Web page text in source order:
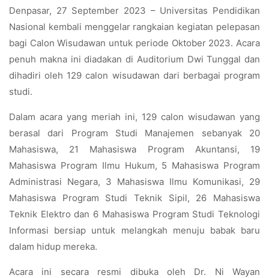
Denpasar, 27 September 2023 – Universitas Pendidikan
Nasional kembali menggelar rangkaian kegiatan pelepasan
bagi Calon Wisudawan untuk periode Oktober 2023. Acara
penuh makna ini diadakan di Auditorium Dwi Tunggal dan
dihadiri oleh 129 calon wisudawan dari berbagai program
studi.
Dalam acara yang meriah ini, 129 calon wisudawan yang
berasal dari Program Studi Manajemen sebanyak 20
Mahasiswa, 21 Mahasiswa Program Akuntansi, 19
Mahasiswa Program Ilmu Hukum, 5 Mahasiswa Program
Administrasi Negara, 3 Mahasiswa Ilmu Komunikasi, 29
Mahasiswa Program Studi Teknik Sipil, 26 Mahasiswa
Teknik Elektro dan 6 Mahasiswa Program Studi Teknologi
Informasi bersiap untuk melangkah menuju babak baru
dalam hidup mereka.
Acara ini secara resmi dibuka oleh Dr. Ni Wayan